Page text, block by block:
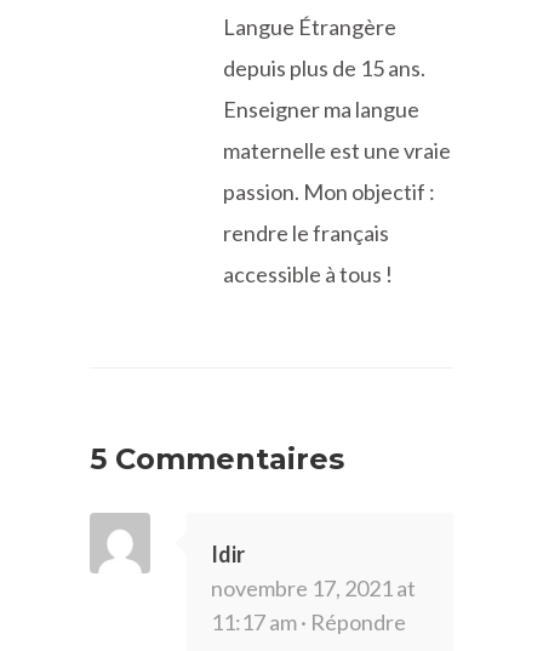
Langue Étrangère
depuis plus de 15 ans.
Enseigner ma langue
maternelle est une vraie
passion. Mon objectif :
rendre le français
accessible à tous !
5 Commentaires
Idir
novembre 17, 2021 at
11:17 am · Répondre